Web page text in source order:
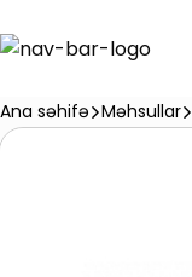
Ana səhifə Məhsullar